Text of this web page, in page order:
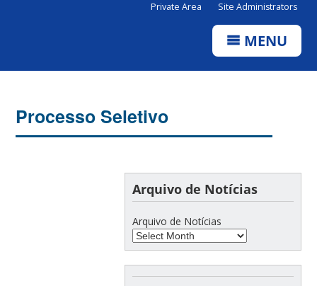
Private Area Site Administrators
MENU
Processo Seletivo
Arquivo de Notícias
Arquivo de Notícias